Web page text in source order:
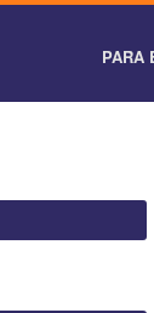
PARA